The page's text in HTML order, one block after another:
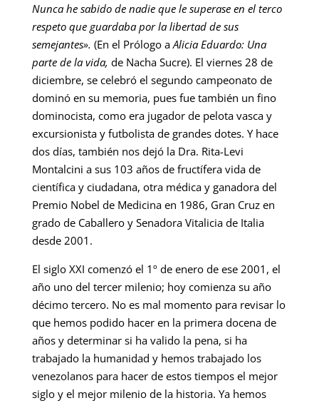
Nunca he sabido de nadie que le superase en el terco
respeto que guardaba por la libertad de sus
semejantes». (En el Prólogo a Alicia Eduardo: Una
parte de la vida, de Nacha Sucre). El viernes 28 de
diciembre, se celebró el segundo campeonato de
dominó en su memoria, pues fue también un fino
dominocista, como era jugador de pelota vasca y
excursionista y futbolista de grandes dotes. Y hace
dos días, también nos dejó la Dra. Rita-Levi
Montalcini a sus 103 años de fructífera vida de
científica y ciudadana, otra médica y ganadora del
Premio Nobel de Medicina en 1986, Gran Cruz en
grado de Caballero y Senadora Vitalicia de Italia
desde 2001.
El siglo XXI comenzó el 1º de enero de ese 2001, el
año uno del tercer milenio; hoy comienza su año
décimo tercero. No es mal momento para revisar lo
que hemos podido hacer en la primera docena de
años y determinar si ha valido la pena, si ha
trabajado la humanidad y hemos trabajado los
venezolanos para hacer de estos tiempos el mejor
siglo y el mejor milenio de la historia. Ya hemos